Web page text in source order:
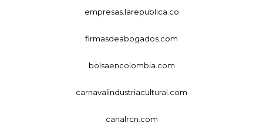
empresas.larepublica.co
firmasdeabogados.com
bolsaencolombia.com
carnavalindustriacultural.com
canalrcn.com